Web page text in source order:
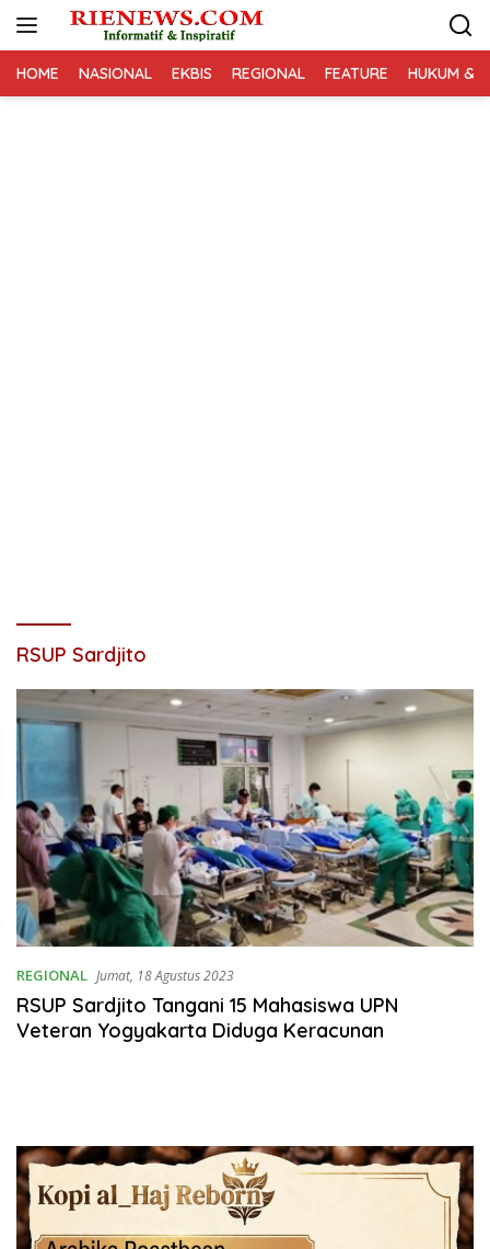
HOME NASIONAL EKBIS REGIONAL FEATURE HUKUM &
RSUP Sardjito
REGIONAL Jumat, 18 Agustus 2023
RSUP Sardjito Tangani 15 Mahasiswa UPN
Veteran Yogyakarta Diduga Keracunan